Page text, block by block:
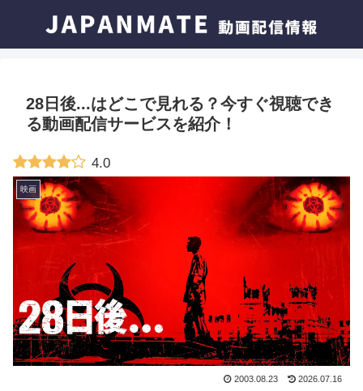
28日後...はどこで見れる？今すぐ視聴でき
る動画配信サービスを紹介！
4.0
映画
2003.08.23 2026.07.16